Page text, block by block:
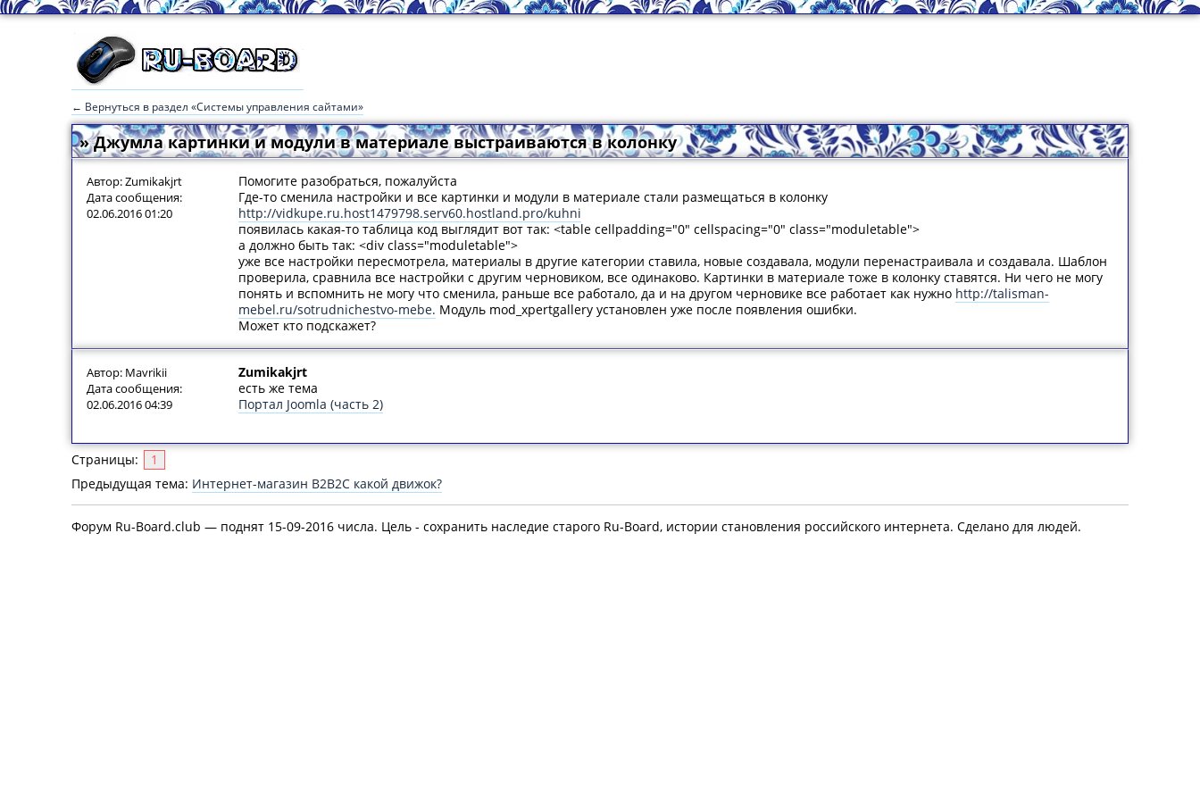
← Вернуться в раздел «Системы управления сайтами»
» Джумла картинки и модули в материале выстраиваются в колонку
Автор: Zumikakjrt
Дата сообщения:
02.06.2016 01:20
Помогите разобраться, пожалуйста
Где-то сменила настройки и все картинки и модули в материале стали размещаться в колонку
http://vidkupe.ru.host1479798.serv60.hostland.pro/kuhni
появилась какая-то таблица код выглядит вот так: <table cellpadding="0" cellspacing="0" class="moduletable">
а должно быть так: <div class="moduletable">
уже все настройки пересмотрела, материалы в другие категории ставила, новые создавала, модули перенастраивала и создавала. Шаблон
проверила, сравнила все настройки с другим черновиком, все одинаково. Картинки в материале тоже в колонку ставятся. Ни чего не могу
понять и вспомнить не могу что сменила, раньше все работало, да и на другом черновике все работает как нужно http://talisman-
mebel.ru/sotrudnichestvo-mebe. Модуль mod_xpertgallery установлен уже после появления ошибки.
Может кто подскажет?
Автор: Mavrikii
Дата сообщения:
02.06.2016 04:39
Zumikakjrt
есть же тема
Портал Joomla (часть 2)
Страницы:
1
Предыдущая тема: Интернет-магазин B2B2C какой движок?
Форум Ru-Board.club — поднят 15-09-2016 числа. Цель - сохранить наследие старого Ru-Board, истории становления российского интернета. Сделано для людей.